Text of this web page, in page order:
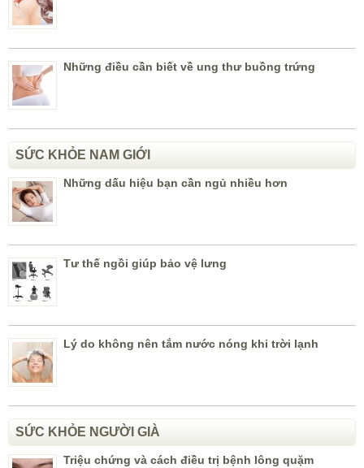
Những điều cần biết về ung thư buồng trứng
SỨC KHỎE NAM GIỚI
Những dấu hiệu bạn cần ngủ nhiều hơn
Tư thế ngồi giúp bảo vệ lưng
Lý do không nên tắm nước nóng khi trời lạnh
SỨC KHỎE NGƯỜI GIÀ
Triệu chứng và cách điều trị bệnh lông quặm